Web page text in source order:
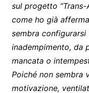
sul progetto “Trans-
come ho già
sembra
inadempimento, da
mancata o
Poiché non sembra
motivazione,